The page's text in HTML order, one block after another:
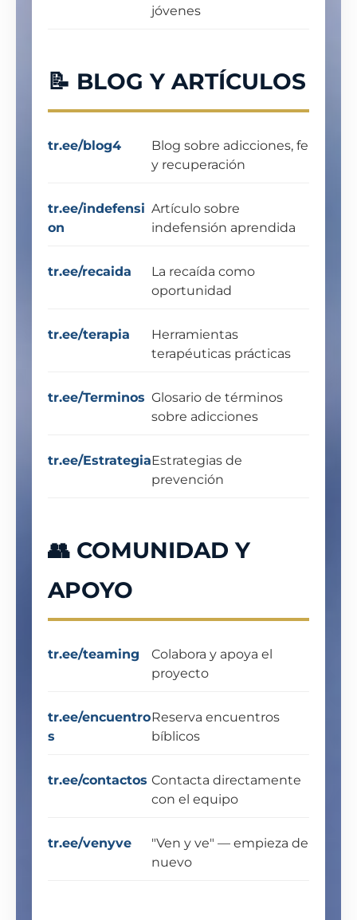
jóvenes
📝 BLOG Y ARTÍCULOS
tr.ee/blog4
Blog sobre adicciones, fe
y recuperación
tr.ee/indefensi
on
Artículo sobre
indefensión aprendida
tr.ee/recaida
La recaída como
oportunidad
tr.ee/terapia
Herramientas
terapéuticas prácticas
tr.ee/Terminos Glosario de términos
sobre adicciones
tr.ee/EstrategiaEstrategias de
prevención
👥 COMUNIDAD Y
APOYO
tr.ee/teaming
Colabora y apoya el
proyecto
tr.ee/encuentro
s
Reserva encuentros
bíblicos
tr.ee/contactos Contacta directamente
con el equipo
tr.ee/venyve
"Ven y ve" — empieza de
nuevo